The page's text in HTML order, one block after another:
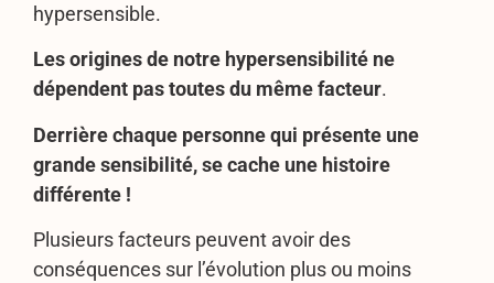
hypersensible.
Les origines de notre hypersensibilité ne
dépendent pas toutes du même facteur.
Derrière chaque personne qui présente une
grande sensibilité, se cache une histoire
différente !
Plusieurs facteurs peuvent avoir des
conséquences sur l’évolution plus ou moins